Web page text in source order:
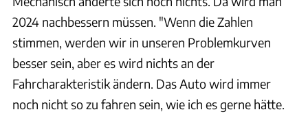
2024 nachbessern müssen. "Wenn die Zahlen
stimmen, werden wir in unseren Problemkurven
besser sein, aber es wird nichts an der
Fahrcharakteristik ändern. Das Auto wird immer
noch nicht so zu fahren sein, wie ich es gerne hätte.